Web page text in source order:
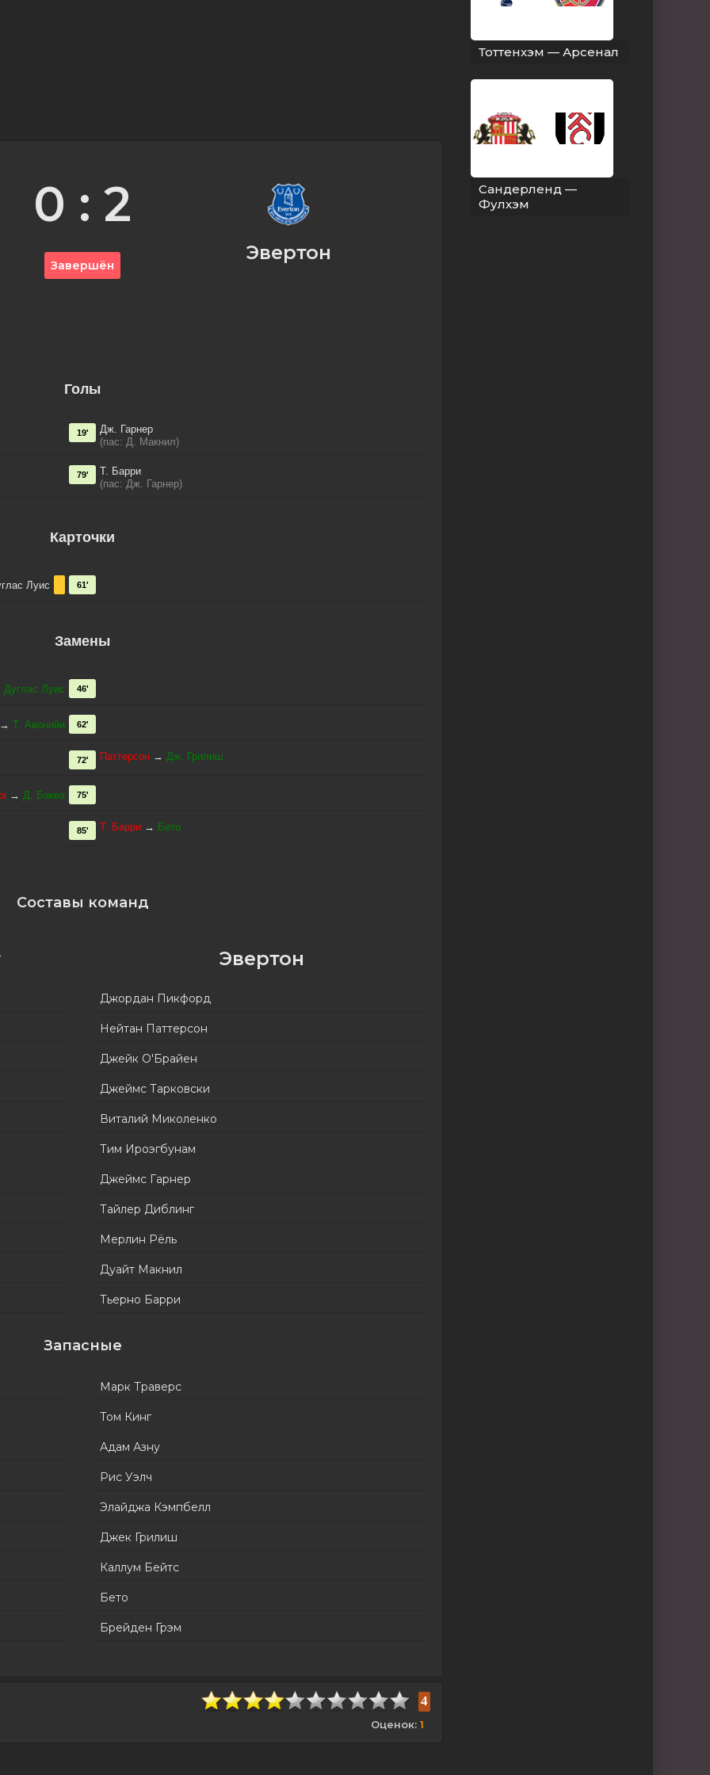
0 : 2
Завершён
Эвертон
Голы
Дж. Гарнер
(пас: Д. Макнил)
19'
Т. Барри
(пас: Дж. Гарнер)
79'
Карточки
Луис 61'
Замены
Дуглас Луис 46'
→ Т. Авонийи 62'
Паттерсон → Дж. Грилиш
72'
→ Д. Баква 75'
Т. Барри → Бето
85'
Составы команд
Эвертон
Джордан Пикфорд
Нейтан Паттерсон
Джейк О'Брайен
Джеймс Тарковски
Виталий Миколенко
Тим Ироэгбунам
Джеймс Гарнер
Тайлер Диблинг
Мерлин Рёль
Дуайт Макнил
Тьерно Барри
Запасные
Марк Траверс
Том Кинг
Адам Азну
Рис Уэлч
Элайджа Кэмпбелл
Джек Грилиш
Каллум Бейтс
Бето
Брейден Грэм
4
Оценок: 1
Тоттенхэм — Арсенал
Сандерленд —
Фулхэм